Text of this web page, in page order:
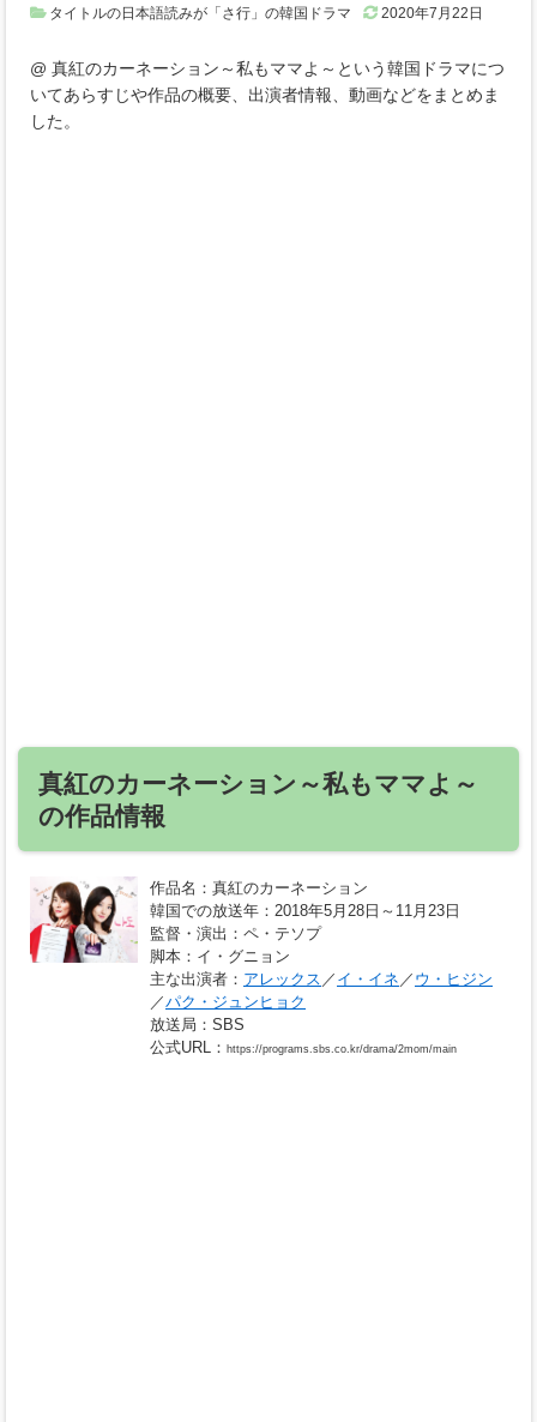
タイトルの日本語読みが「さ行」の韓国ドラマ 2020年7月22日
@ 真紅のカーネーション～私もママよ～という韓国ドラマにつ
いてあらすじや作品の概要、出演者情報、動画などをまとめま
した。
真紅のカーネーション～私もママよ～
の作品情報
作品名 ：真紅のカーネーション
韓国での放送年 ：2018年5月28日～11月23日
監督・演出 ：ペ・テソプ
脚本 ：イ・グニョン
主な出演者 ： アレックス ／ イ・イネ ／ ウ・ヒジン
／パク・ジュンヒョク
放送局 ：SBS
公式URL ： https://programs.sbs.co.kr/drama/2mom/main